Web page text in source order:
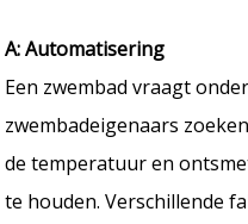
A: Automatisering
Een zwembad vraagt
zwembadeigenaars
de temperatuur en
te houden. Verschillende